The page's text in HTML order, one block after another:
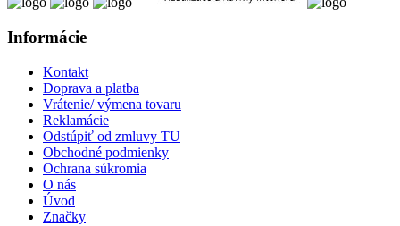
Informácie
Kontakt
Doprava a platba
Vrátenie/ výmena tovaru
Reklamácie
Odstúpiť od zmluvy TU
Obchodné podmienky
Ochrana súkromia
O nás
Úvod
Značky